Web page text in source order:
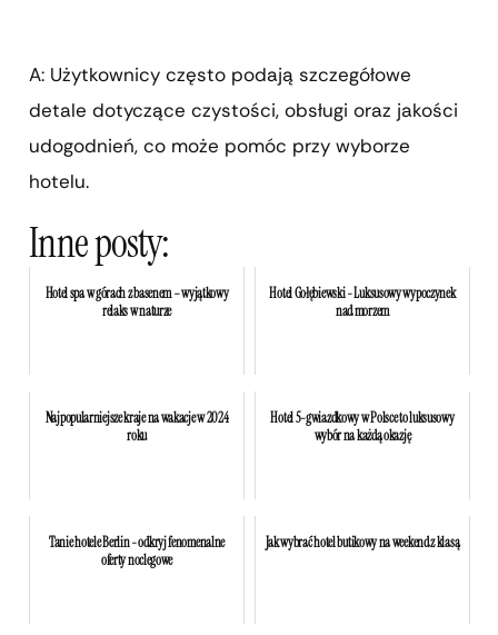
A: Użytkownicy często podają szczegółowe
detale dotyczące czystości, obsługi oraz jakości
udogodnień, co może pomóc przy wyborze
hotelu.
Inne posty:
Hotel spa w górach z basenem – wyjątkowy
relaks w naturze
Hotel Gołębiewski - Luksusowy wypoczynek
nad morzem
Najpopularniejsze kraje na wakacje w 2024
roku
Hotel 5-gwiazdkowy w Polsce to luksusowy
wybór na każdą okazję
Tanie hotele Berlin - odkryj fenomenalne
oferty noclegowe
Jak wybrać hotel butikowy na weekend z klasą